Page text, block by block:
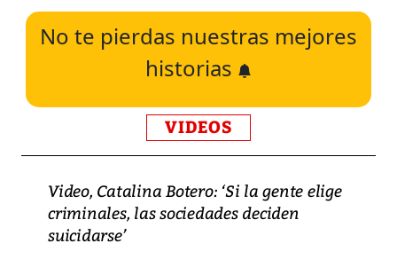
No te pierdas nuestras mejores
historias
VIDEOS
Video, Catalina Botero: ‘Si la gente elige
criminales, las sociedades deciden
suicidarse’